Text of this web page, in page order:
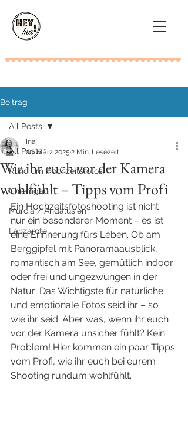
Beitrag
All Posts
Rund um Hochzeitsfotos
Chiemgau
Murcia / Andalusien
Lanzarote
All Posts
Wie ihr euch vor der Kamera
wohlfühlt – Tipps vom Profi
Ina
20. März 2025 2 Min. Lesezeit
Ein Hochzeitsfotoshooting ist nicht
nur ein besonderer Moment – es ist
eine Erinnerung fürs Leben. Ob am
Berggipfel mit Panoramaausblick,
romantisch am See, gemütlich indoor
oder frei und ungezwungen in der
Natur: Das Wichtigste für natürliche
und emotionale Fotos seid ihr – so
wie ihr seid. Aber was, wenn ihr euch
vor der Kamera unsicher fühlt? Kein
Problem! Hier kommen ein paar Tipps
vom Profi, wie ihr euch bei eurem
Shooting rundum wohlfühlt.